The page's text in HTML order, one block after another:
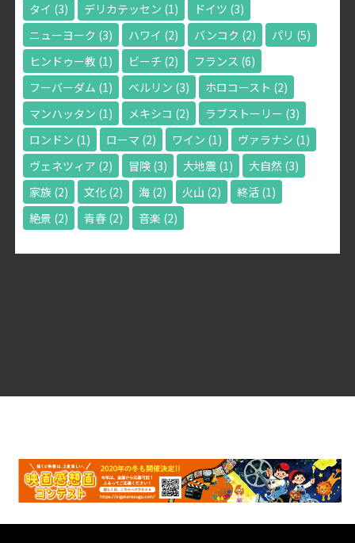
タイ (3) デリカテッセン (1) ドイツ (3)
ニューヨーク (3) ハワイ (2) バンコク (2) パリ (5)
ヒンドゥー教 (1) ビーチ (2) フランス (6)
フーバーダム (1) ベルリン (3) ホロコースト (2)
マンハッタン (1) メキシコ (2) ラブストーリー (3)
ロンドン (1) ローマ (2) ワイン (1) ヴァラナシ (1)
ヴェネツィア (2) 冒険(3) 大地震(1) 大自然 (3)
家族 (2) 文化(2) 海(2) 火山 (2) 終活(1)
絶景 (2) 青春(2) 音楽 (2)